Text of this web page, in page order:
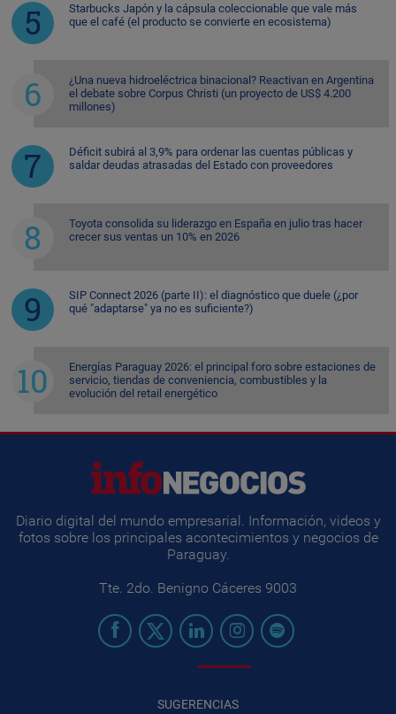
Starbucks Japón y la cápsula coleccionable que vale más
que el café (el producto se convierte en ecosistema)
¿Una nueva hidroeléctrica binacional? Reactivan en Argentina
el debate sobre Corpus Christi (un proyecto de US$ 4.200
millones)
Déficit subirá al 3,9% para ordenar las cuentas públicas y
saldar deudas atrasadas del Estado con proveedores
Toyota consolida su liderazgo en España en julio tras hacer
crecer sus ventas un 10% en 2026
SIP Connect 2026 (parte II): el diagnóstico que duele (¿por
qué "adaptarse" ya no es suficiente?)
Energías Paraguay 2026: el principal foro sobre estaciones de
servicio, tiendas de conveniencia, combustibles y la
evolución del retail energético
Diario digital del mundo empresarial. Información, videos y
fotos sobre los principales acontecimientos y negocios de
Paraguay.
Tte. 2do. Benigno Cáceres 9003
SUGERENCIAS